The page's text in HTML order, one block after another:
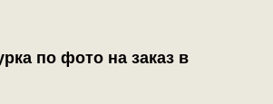
по фото на заказ в